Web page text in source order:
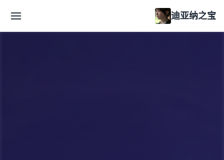
迪亚纳之宝